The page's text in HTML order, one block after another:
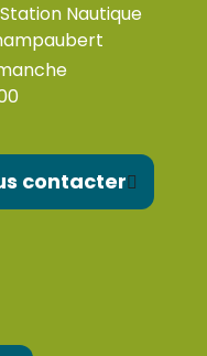
Nautique
contacter